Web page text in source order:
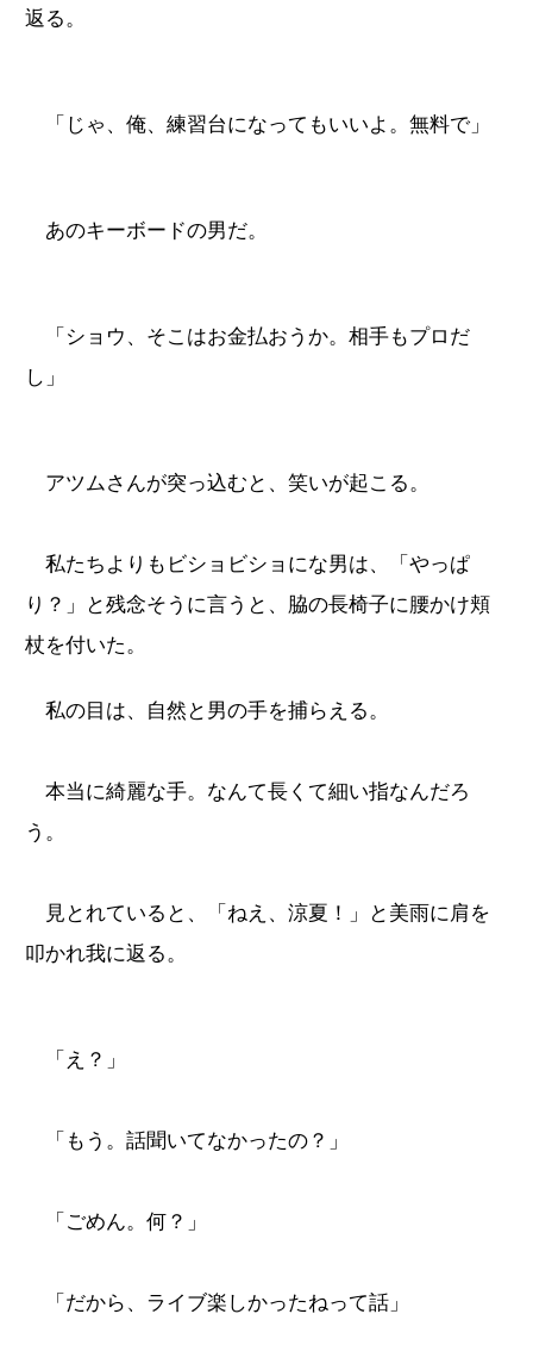
返る。
「じゃ、俺、練習台になってもいいよ。無料で」
あのキーボードの男だ。
「ショウ、そこはお金払おうか。相手もプロだ
し」
アツムさんが突っ込むと、笑いが起こる。
私たちよりもビショビショにな男は、「やっぱ
り？」と残念そうに言うと、脇の長椅子に腰かけ頬
杖を付いた。
私の目は、自然と男の手を捕らえる。
本当に綺麗な手。なんて長くて細い指なんだろ
う。
見とれていると、「ねえ、涼夏！」と美雨に肩を
叩かれ我に返る。
「え？」
「もう。話聞いてなかったの？」
「ごめん。何？」
「だから、ライブ楽しかったねって話」